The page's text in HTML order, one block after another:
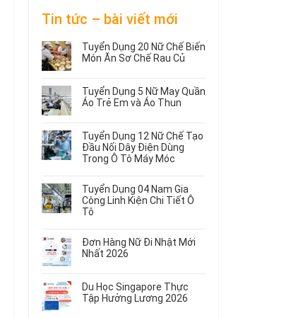
Tin tức – bài viết mới
Tuyển Dụng 20 Nữ Chế Biến
Món Ăn Sơ Chế Rau Củ
có
bình
luận
Tuyển
Dụng
20
Nữ
Biến
Món
Ăn
Rau
Củ
Tuyển Dụng 5 Nữ May Quần
Áo Trẻ Em và Áo Thun
có
bình
luận
ở
Dụng
5
Nữ
May
Áo
Trẻ
Áo
Thun
Tuyển Dụng 12 Nữ Chế Tạo
Đầu Nối Dây Điện Dùng
Trong Ô Tô Máy Móc
có
bình
luận
ở
Dụng
12
Tạo
Đầu
Tuyển Dụng 04 Nam Gia
Công Linh Kiện Chi Tiết Ô
Tô
có
bình
luận
Tuyển
Dụng
04
Đơn Hàng Nữ Đi Nhật Mới
Nhất 2026
có
bình
luận
Du Học Singapore Thực
Tập Hưởng Lương 2026